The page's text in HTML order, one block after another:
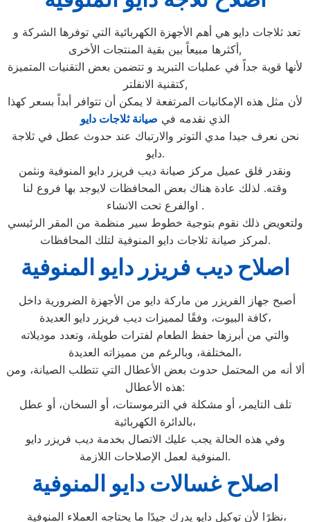
أكثرها مبيعاً بين بقية المنتجات الأخرى,
لأنها قوية جداً في عمليات التبريد و تتضمن بعض التقنيات المتميزة
كتقنية الانفلتر,
لأن مثل هذه الإمكانيات المرتفعة لا يمكن أن تتوافر أبداً بسعر كهذا
الذي نقدمه في صيانة ثلاجات دايو
نحن نعرف جيدا مدي التوتر والارتباك عند حدوث عطل في ثلاجة
دايو.
ونقدر قلق عميل مركز صيانة ديب فريزر دايو المنوفية ونثمن
وقته. لذلك عادة هناك بعض المحافظات لايوجد بها فروع لنا
اوالفرع تحت الانشاء .
ولتعويض ذلك نقوم بتوجية خطوط سير منظمة من المقر الرئيسي
لمركز صيانة ثلاجات دايو المنوفية لتلك المحافظات.
اصلاح ديب فريزر دايو المنوفية
كافة البيوت، وفقًا لمميزات ديب فريزر دايو العديدة،
والتي من أبرزها حفظ الطعام لفترات طويلة، وتعدد موديلاته
المختلفة، وبالرغم من مميزاته العديدة،
ألا أنه من المحتمل حدوث بعض الأعطال التي تتطلب الصيانة، ومن
هذه الأعطال:
تلف التايمر، أو مشكلة في الترموستات، أو السخان، أو عطل
بالدائرة الكهربائية،
وفي هذه الحالة يجب عليك الاتصال بخدمة ديب فريزر دايو
المنوفية لعمل الإصلاحات اللازمة.
اصلاح غسالات دايو المنوفية
نظرًا لأن توكيل دايو يدرك جيدًا ما يحتاجه العملاء المنوفية،